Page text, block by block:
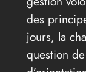
des
jours, la
question